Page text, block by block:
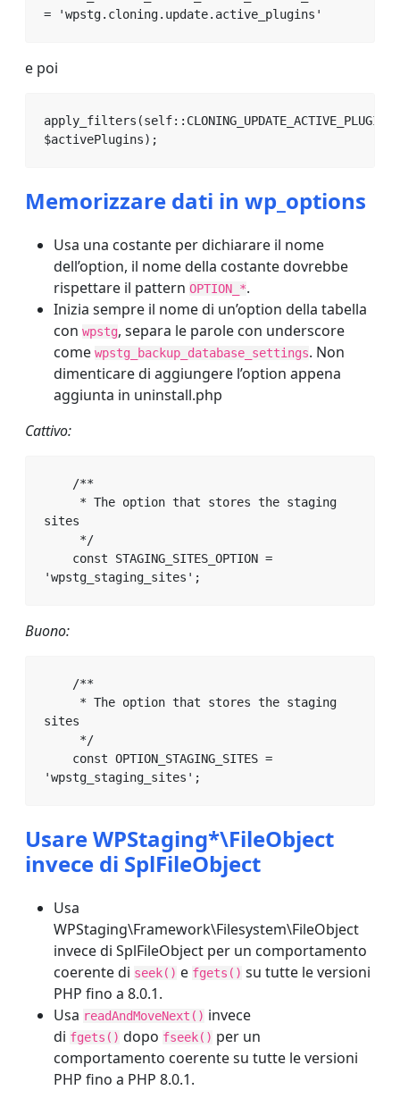
= 'wpstg.cloning.update.active_plugins'
e poi
$activePlugins);
Memorizzare dati in wp_options
Usa una costante per dichiarare il nome
dell’option, il nome della costante dovrebbe
rispettare il pattern OPTION_*.
Inizia sempre il nome di un’option della tabella
con wpstg, separa le parole con underscore
come wpstg_backup_database_settings. Non
dimenticare di aggiungere l’option appena
aggiunta in uninstall.php
Cattivo:
sites
'wpstg_staging_sites';
Buono:
sites
'wpstg_staging_sites';
Usare WPStaging*\FileObject
invece di SplFileObject
Usa
WPStaging\Framework\Filesystem\FileObject
invece di SplFileObject per un comportamento
coerente di seek() e fgets() su tutte le versioni
PHP fino a 8.0.1.
Usa readAndMoveNext() invece
di fgets() dopo fseek() per un
comportamento coerente su tutte le versioni
PHP fino a PHP 8.0.1.